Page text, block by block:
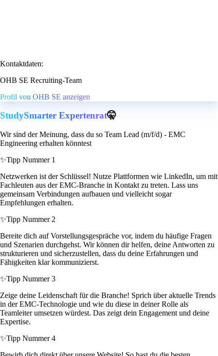
Kontaktdaten:
OHB SE Recruiting-Team
Profil von OHB SE anzeigen
StudySmarter Expertenrat🤫
Wir sind der Meinung, dass du so Team Lead (m/f/d) - EMC
Engineering erhalten könntest
✨Tipp Nummer 1
Netzwerken ist der Schlüssel! Nutze Plattformen wie LinkedIn, um mit
Fachleuten aus der EMC-Branche in Kontakt zu treten. Lass uns
gemeinsam Verbindungen aufbauen und vielleicht sogar
Empfehlungen erhalten.
✨Tipp Nummer 2
Bereite dich auf Vorstellungsgespräche vor, indem du häufige Fragen
und Szenarien durchgehst. Wir können dir helfen, deine Antworten zu
strukturieren und sicherzustellen, dass du deine Erfahrungen und
Fähigkeiten klar kommunizierst.
✨Tipp Nummer 3
Zeige deine Leidenschaft für die Branche! Sprich über aktuelle Trends
in der EMC-Technologie und wie du diese in deiner Rolle als
Teamleiter umsetzen würdest. Das zeigt dein Engagement und deine
Expertise.
✨Tipp Nummer 4